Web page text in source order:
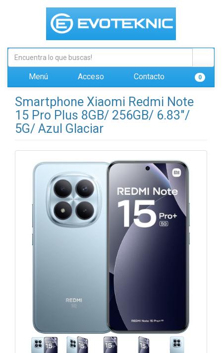
Menú Acceso Contacto 0
Smartphone Xiaomi Redmi Note
15 Pro Plus 8GB/ 256GB/ 6.83"/
5G/ Azul Glaciar